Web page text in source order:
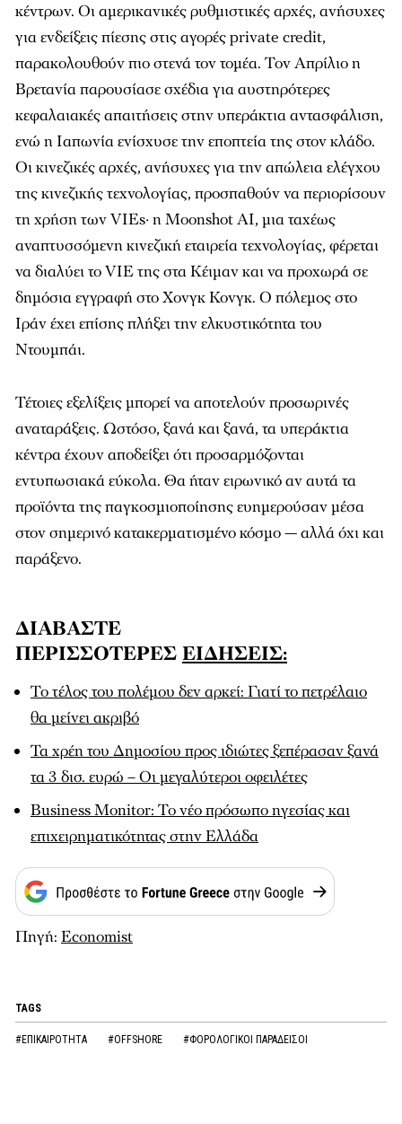
κέντρων. Οι αμερικανικές ρυθμιστικές αρχές, ανήσυχες
για ενδείξεις πίεσης στις αγορές private credit,
παρακολουθούν πιο στενά τον τομέα. Τον Απρίλιο η
Βρετανία παρουσίασε σχέδια για αυστηρότερες
κεφαλαιακές απαιτήσεις στην υπεράκτια αντασφάλιση,
ενώ η Ιαπωνία ενίσχυσε την εποπτεία της στον κλάδο.
Οι κινεζικές αρχές, ανήσυχες για την απώλεια ελέγχου
της κινεζικής τεχνολογίας, προσπαθούν να περιορίσουν
τη χρήση των VIEs· η Moonshot AI, μια ταχέως
αναπτυσσόμενη κινεζική εταιρεία τεχνολογίας, φέρεται
να διαλύει το VIE της στα Κέιμαν και να προχωρά σε
δημόσια εγγραφή στο Χονγκ Κονγκ. Ο πόλεμος στο
Ιράν έχει επίσης πλήξει την ελκυστικότητα του
Ντουμπάι.
Τέτοιες εξελίξεις μπορεί να αποτελούν προσωρινές
αναταράξεις. Ωστόσο, ξανά και ξανά, τα υπεράκτια
κέντρα έχουν αποδείξει ότι προσαρμόζονται
εντυπωσιακά εύκολα. Θα ήταν ειρωνικό αν αυτά τα
προϊόντα της παγκοσμιοποίησης ευημερούσαν μέσα
στον σημερινό κατακερματισμένο κόσμο — αλλά όχι και
παράξενο.
ΔΙΑΒΑΣΤΕ
ΠΕΡΙΣΣΟΤΕΡΕΣ ΕΙΔΗΣΕΙΣ:
Το τέλος του πολέμου δεν αρκεί: Γιατί το πετρέλαιο
θα μείνει ακριβό
Τα χρέη του Δημοσίου προς ιδιώτες ξεπέρασαν ξανά
τα 3 δισ. ευρώ – Οι μεγαλύτεροι οφειλέτες
Business Monitor: Το νέο πρόσωπο ηγεσίας και
επιχειρηματικότητας στην Ελλάδα
Πηγή: Economist
TAGS
#ΕΠΙΚΑΙΡΟΤΗΤΑ #OFFSHORE #ΦΟΡΟΛΟΓΙΚΟΙ ΠΑΡΑΔΕΙΣΟΙ